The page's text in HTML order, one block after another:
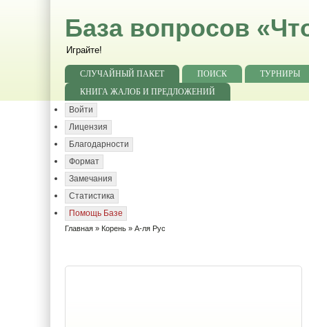
База вопросов
Играйте!
СЛУЧАЙНЫЙ ПАКЕТ ПОИСК
ТУРНИРЫ
КНИГА ЖАЛОБ И ПРЕДЛОЖЕНИЙ
Войти
Лицензия
Благодарности
Формат
Замечания
Статистика
Помощь Базе
Главная » Корень » А-ля Рус